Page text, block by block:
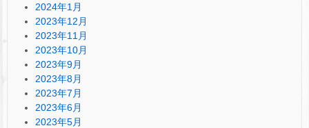
2024年1月
2023年12月
2023年11月
2023年10月
2023年9月
2023年8月
2023年7月
2023年6月
2023年5月